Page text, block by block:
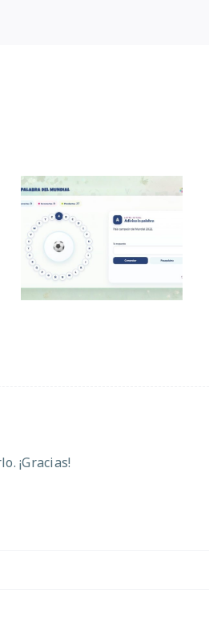
Pasapalabra del
Mundial
¡Gracias!